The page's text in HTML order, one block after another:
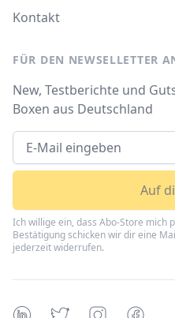
Kontakt
FÜR DEN NEWSELLETTER
New, Testberichte und
Boxen aus Deutschland
Auf
Ich willige ein, dass Abo-Store mich
Bestätigung schicken wir dir eine
jederzeit widerrufen.
LinkedinTwitterInstagramFacebook